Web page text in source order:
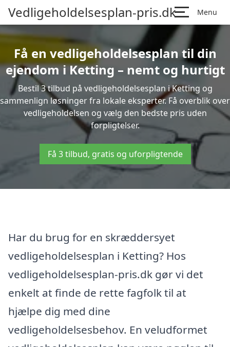
Vedligeholdelsesplan-pris.dk Menu
Få en vedligeholdelsesplan til din
ejendom i Ketting – nemt og hurtigt
Bestil 3 tilbud på vedligeholdelsesplan i Ketting og
sammenlign løsninger fra lokale eksperter. Få overblik over
vedligeholdelsen og vælg den bedste pris uden
forpligtelser.
Få 3 tilbud, gratis og uforpligtende
Har du brug for en skræddersyet
vedligeholdelsesplan i Ketting? Hos
vedligeholdelsesplan-pris.dk gør vi det
enkelt at finde de rette fagfolk til at
hjælpe dig med dine
vedligeholdelsesbehov. En veludformet